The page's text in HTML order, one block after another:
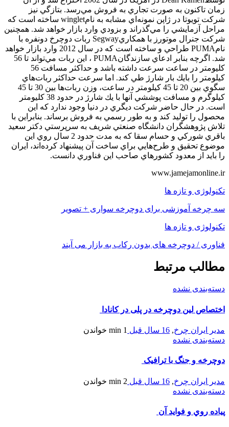
زمان تاكنون به صورت تجاري به فروش مي‌رسد. بتازگي نيز
شركت تويوتا در ژاپن نمونه‌اي مشابه به نامwinglet ساخته است كه
مراحل آزمايشي را مي‌گذراند و بزودي وارد بازار خواهد شد. همچنين
شركت جنرال موتورز با همكاريSegway ربات دوچرخ دونفره با
نامPUMA طراحي و ساخته است كه در سال 2012 وارد بازار خواهد
شد. اگرچه بنابر ادعاي سازندگانPUMA ، اين ربات مي‌تواند تا 56
كليومتر در ساعت سرعت داشته باشد و حداكثر مسافت 56
كيلومتر را بايك بار شارژ طي كند. اما سرعت حداكثر ربات‌هاي
سگوي بين 20 تا 45 كيلومتر در ساعت، وزن ربات‌ها بين 30 تا 45
كيلوگرم و مسافت پوششي آنها با يك شارژ در حدود 38 كليومتر
است. در حال حاضر شركت ديگري در دنيا وجود ندارد كه اين
محصول را توليد كند و به طور رسمي به فروش برساند. بنابراين با
تلاش پژوهشگران دانشگاه صنعتي شريف به سرپرستي دكتر سعيد
باقري شوركي و حسام سقا كه به مدت حدود 2 سال روي اين
موضوع تحقيق و طرح‌هايي براي ساخت آن پيشنهاد كرده‌‌اند، ايران
را بايد از معدود كشورهاي صاحب اين فناوري دانست.
www.jamejamonline.ir
تکنولوژی و تازه ها
سه چرخه آموزشی برای دوچرخه سواری + تصویر
تکنولوژی و تازه ها
فناوری / دوچرخه های بدون رکاب به بازار می آیند
مطالب مرتبط
دسته‌بندی نشده
اختصاص لین دوچرخه در پلی در کانادا
مدیر ایران چرخ, 16 سال قبل 1 min
خواندن
دسته‌بندی نشده
دوچرخه و جنگ با ترافیک
مدیر ایران چرخ, 16 سال قبل 2 min
خواندن
دسته‌بندی نشده
پياده روي و فوايد آن